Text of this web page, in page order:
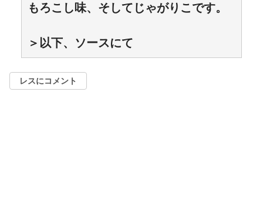
もろこし味、そしてじゃがりこです。
＞以下、ソースにて
レスにコメント